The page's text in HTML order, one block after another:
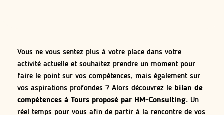
Vous ne vous sentez plus à votre place dans votre
activité actuelle et souhaitez prendre un moment pour
faire le point sur vos compétences, mais également sur
vos aspirations profondes ? Alors découvrez le bilan de
compétences à Tours proposé par HM-Consulting. Un
réel temps pour vous afin de partir à la rencontre de vos